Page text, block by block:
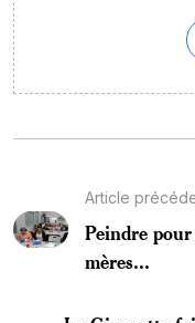
Article
Peindre
mères...